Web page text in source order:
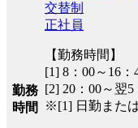
勤務
時間
交替制
正社員
【勤務時間】
[1] 8：00～16：
[2] 20：00～翌5
※[1] 日勤また